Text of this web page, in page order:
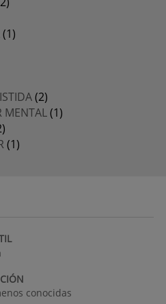
(1)
(2)
MENTAL(1)
(1)
conocidas